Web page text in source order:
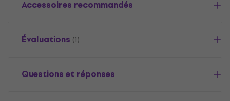
Accessoires recommandés
Évaluations (1)
Questions et réponses